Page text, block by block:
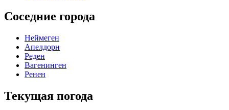
Соседние города
Неймеген
Апелдорн
Реден
Вагенинген
Ренен
Текущая погода